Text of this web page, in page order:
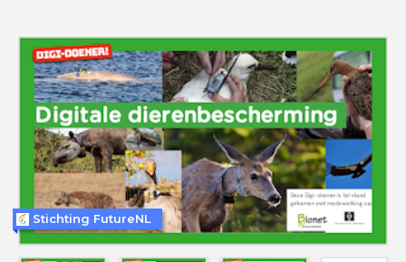
Stichting FutureNL